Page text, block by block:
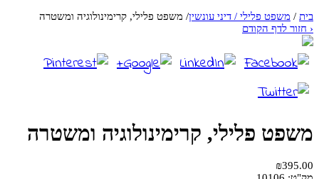
בית / משפט פלילי / דיני עונשין/ משפט פלילי, קרימינולוגיה ומשטרה
‹ חזור לדף הקודם
משפט פלילי, קרימינולוגיה ומשטרה
₪395.00